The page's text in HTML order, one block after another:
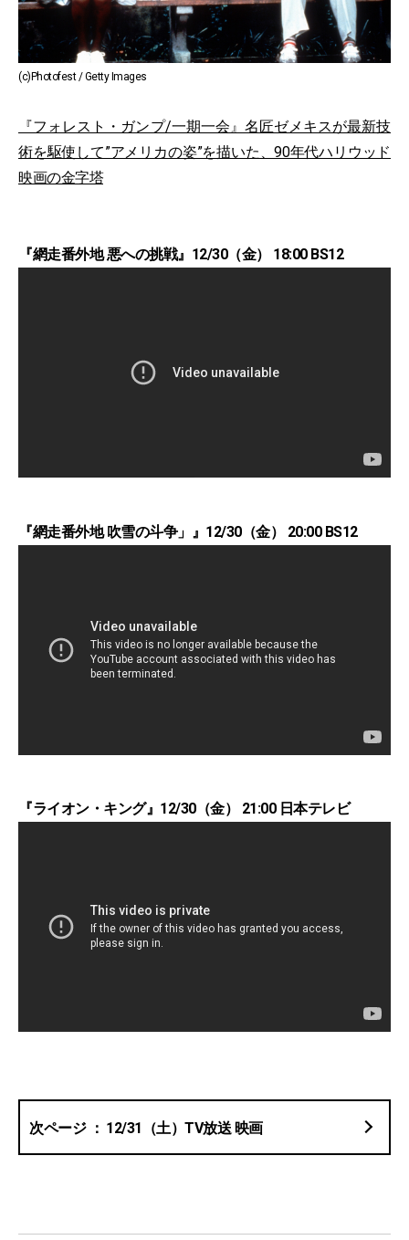
(c)Photofest / Getty Images
『フォレスト・ガンプ/一期一会』名匠ゼメキスが最新技
術を駆使して”アメリカの姿”を描いた、90年代ハリウッド
映画の金字塔
『網走番外地 悪への挑戦』12/30（金） 18:00 BS12
『網走番外地 吹雪の斗争」』12/30（金） 20:00 BS12
『ライオン・キング』12/30（金） 21:00 日本テレビ
12/31（土）TV放送 映画